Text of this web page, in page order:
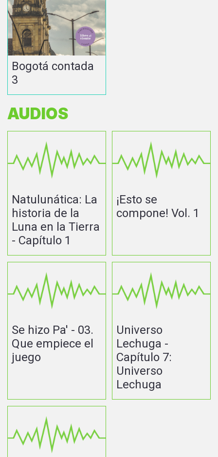
Bogotá contada
3
AUDIOS
Natulunática: La
historia de la
Luna en la Tierra
- Capítulo 1
¡Esto se
compone! Vol. 1
Se hizo Pa' - 03.
Que empiece el
juego
Universo
Lechuga -
Capítulo 7:
Universo
Lechuga